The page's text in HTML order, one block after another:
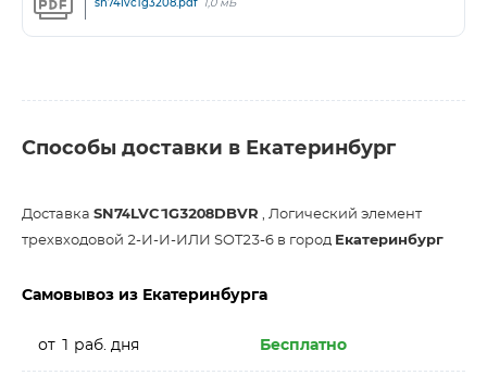
1,0 мБ
Способы доставки в Екатеринбург
Доставка SN74LVC1G3208DBVR , Логический элемент
трехвходовой 2-И-И-ИЛИ SOT23-6 в город Екатеринбург
Самовывоз из Екатеринбурга
от 1 раб. дня Бесплатно